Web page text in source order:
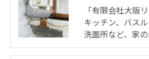
「有限会社大阪
キッチン、バスル
洗面所など、家